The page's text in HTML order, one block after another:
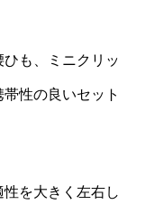
も、ミニクリッ
性の良いセット
を大きく左右し